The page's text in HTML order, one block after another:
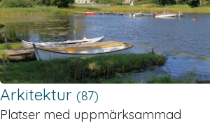
Arkitektur (87)
Platser med uppmärksammad